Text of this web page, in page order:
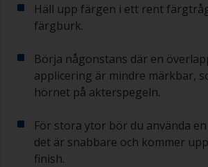
Häll upp färgen i ett rent
färgburk.
Börja någonstans där en
applicering är mindre märkbar,
hörnet på akterspegeln.
För stora ytor bör du använda
det är snabbare och kommer
finish.